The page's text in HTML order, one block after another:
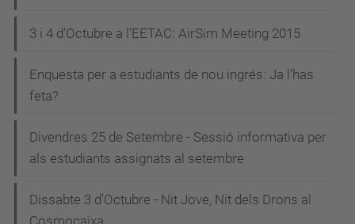
3 i 4 d'Octubre a l'EETAC: AirSim Meeting 2015
Enquesta per a estudiants de nou ingrés: Ja l'has
feta?
Divendres 25 de Setembre - Sessió informativa per
als estudiants assignats al setembre
Dissabte 3 d'Octubre - Nit Jove, Nit dels Drons al
Cosmocaixa